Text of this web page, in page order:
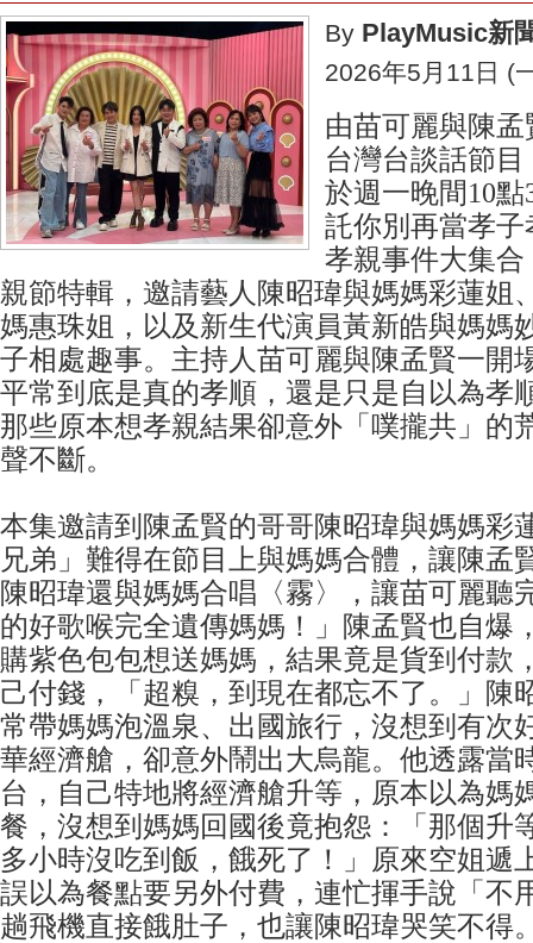
By PlayMusic新
2026年5月11日 (
由苗可麗與陳
台灣台談話節
於週一晚間10
託你別再當孝
孝親事件大集
親節特輯，邀請藝人陳昭瑋與媽媽彩蓮姐
媽惠珠姐，以及新生代演員黃新皓與媽媽
子相處趣事。主持人苗可麗與陳孟賢一開
平常到底是真的孝順，還是只是自以為孝
那些原本想孝親結果卻意外「噗攏共」的
聲不斷。
本集邀請到陳孟賢的哥哥陳昭瑋與媽媽彩
兄弟」難得在節目上與媽媽合體，讓陳孟
陳昭瑋還與媽媽合唱〈霧〉，讓苗可麗聽
的好歌喉完全遺傳媽媽！」陳孟賢也自爆
購紫色包包想送媽媽，結果竟是貨到付款
己付錢，「超糗，到現在都忘不了。」陳
常帶媽媽泡溫泉、出國旅行，沒想到有次
華經濟艙，卻意外鬧出大烏龍。他透露當
台，自己特地將經濟艙升等，原本以為媽
餐，沒想到媽媽回國後竟抱怨：「那個升
多小時沒吃到飯，餓死了！」原來空姐遞
誤以為餐點要另外付費，連忙揮手說「不
趟飛機直接餓肚子，也讓陳昭瑋哭笑不得